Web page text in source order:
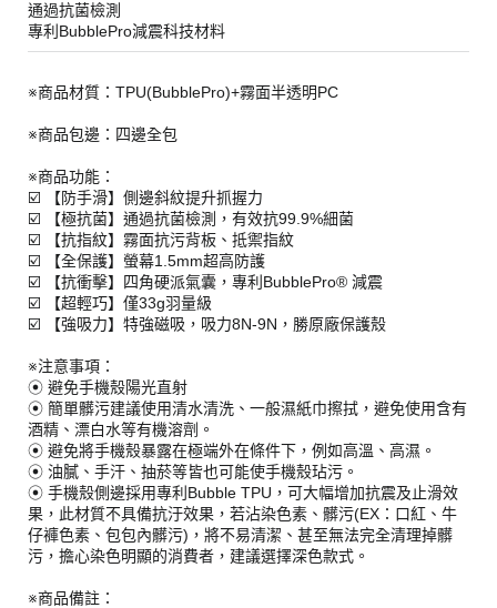
通過抗菌檢測
專利BubblePro減震科技材料
※商品材質：TPU(BubblePro)+霧面半透明PC
※商品包邊：四邊全包
※商品功能：
☑️ 【防手滑】側邊斜紋提升抓握力
☑️ 【極抗菌】通過抗菌檢測，有效抗99.9%細菌
☑️ 【抗指紋】霧面抗污背板、抵禦指紋
☑️ 【全保護】螢幕1.5mm超高防護
☑️ 【抗衝擊】四角硬派氣囊，專利BubblePro® 減震
☑️ 【超輕巧】僅33g羽量級
☑️ 【強吸力】特強磁吸，吸力8N-9N，勝原廠保護殼
※注意事項：
⦿ 避免手機殼陽光直射
⦿ 簡單髒污建議使用清水清洗、一般濕紙巾擦拭，避免使用含有
酒精、漂白水等有機溶劑。
⦿ 避免將手機殼暴露在極端外在條件下，例如高溫、高濕。
⦿ 油膩、手汗、抽菸等皆也可能使手機殼玷污。
⦿ 手機殼側邊採用專利Bubble TPU，可大幅增加抗震及止滑效
果，此材質不具備抗汙效果，若沾染色素、髒污(EX：口紅、牛
仔褲色素、包包內髒污)，將不易清潔、甚至無法完全清理掉髒
污，擔心染色明顯的消費者，建議選擇深色款式。
※商品備註：